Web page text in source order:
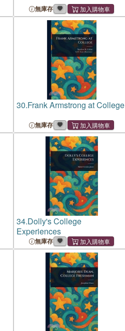
無庫存
30.Frank Armstrong at College
無庫存
34.Dolly's College
Experiences
無庫存